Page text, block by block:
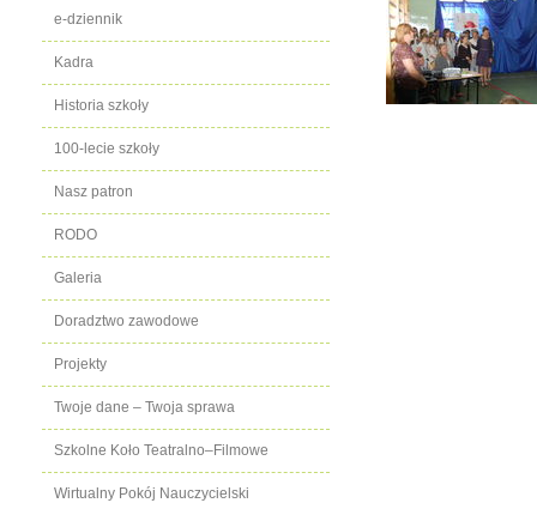
e-dziennik
Kadra
Historia szkoły
100-lecie szkoły
Nasz patron
RODO
Galeria
Doradztwo zawodowe
Projekty
Twoje dane – Twoja sprawa
Szkolne Koło Teatralno–Filmowe
Wirtualny Pokój Nauczycielski